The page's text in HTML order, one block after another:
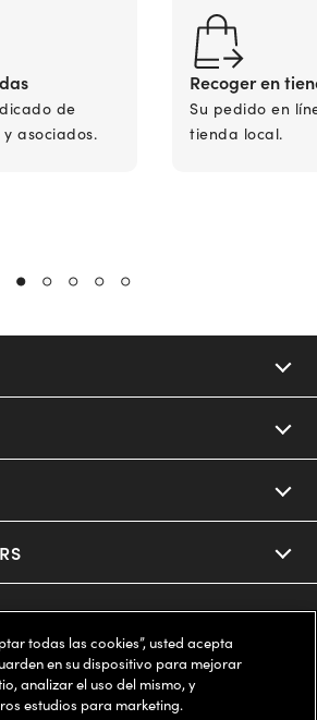
de
asociados.
Recoger en
Su pedido en
tienda local.
todas las cookies”, usted acepta
en su dispositivo para mejorar
analizar el uso del mismo, y
estudios para marketing.